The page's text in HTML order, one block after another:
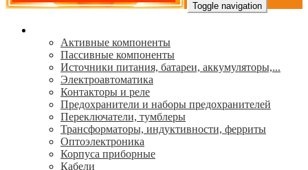
Toggle navigation
Активные компоненты
Пассивные компоненты
Источники питания, батареи, аккумуляторы,...
Электроавтоматика
Контакторы и реле
Предохранители и наборы предохранителей
Переключатели, тумблеры
Трансформаторы, индуктивности, ферриты
Oптоэлектроника
Корпуса приборные
Кабели